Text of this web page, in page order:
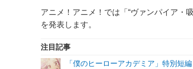
アニメ！アニメ！では「“ヴァンパイア・
を発表します。
注目記事
「僕のヒーローアカデミア」特別短